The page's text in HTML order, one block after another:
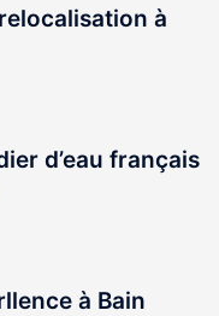
à
d’eau français
à Bain